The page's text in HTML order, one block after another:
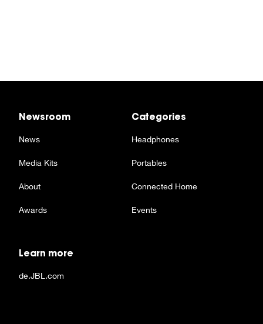
Newsroom
News
Media Kits
About
Awards
Categories
Headphones
Portables
Connected Home
Events
Learn more
de.JBL.com